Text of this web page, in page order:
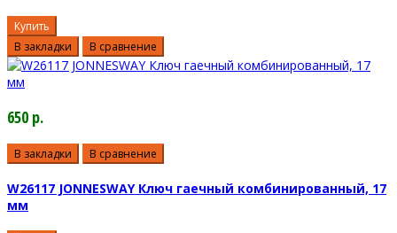
Купить
В закладки
В сравнение
650 р.
В закладки В сравнение
W26117 JONNESWAY Ключ гаечный комбинированный, 17
мм